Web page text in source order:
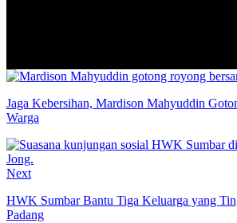
Jaga Kebersihan, Mardison Mahyuddin
Warga
Next
HWK Sumbar Bantu Tiga Keluarga yang
Padang